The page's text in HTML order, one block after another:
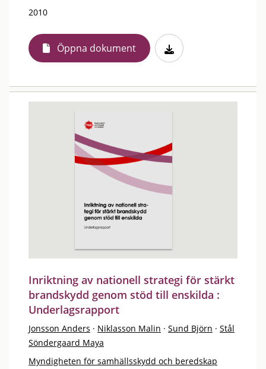
2010
Öppna dokument
Inriktning av nationell strategi för stärkt
brandskydd genom stöd till enskilda :
Underlagsrapport
Jonsson Anders · Niklasson Malin · Sund Björn · Stål
Söndergaard Maya
Myndigheten för samhällsskydd och beredskap